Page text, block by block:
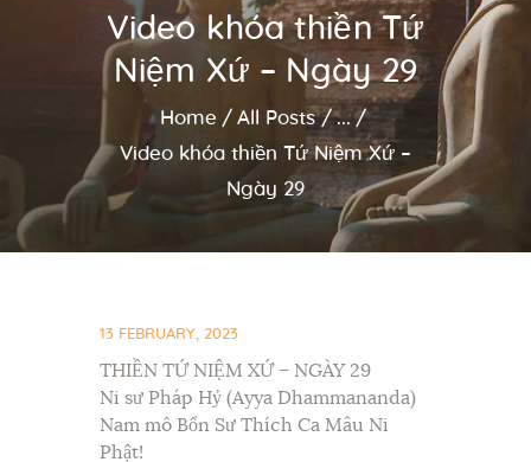
Video khóa thiền Tứ
Niệm Xứ – Ngày 29
Home All Posts
...
Video khóa thiền Tứ Niệm Xứ –
Ngày 29
Bài giảng
Lớp học và sự kiện
Về Dhammaduta
13 FEBRUARY, 2023
THIỀN TỨ NIỆM XỨ – NGÀY 29
Ni sư Pháp Hỷ (Ayya Dhammananda)
Nam mô Bổn Sư Thích Ca Mâu Ni
Phật!